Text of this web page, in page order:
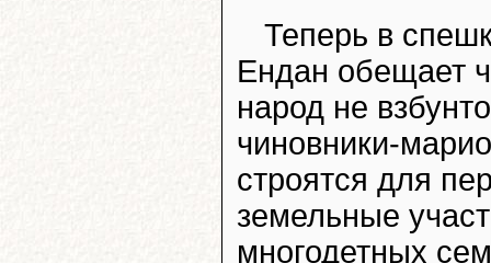
Теперь в
Ендан обещает
народ не
чиновники-
строятся для
земельные
многодетных